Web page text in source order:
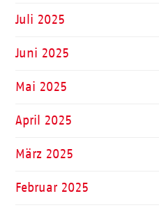
Juli 2025
Juni 2025
Mai 2025
April 2025
März 2025
Februar 2025